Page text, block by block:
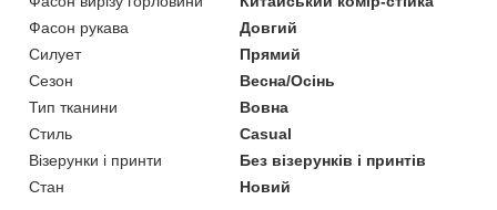
Фасон рукава
Довгий
Силует
Прямий
Сезон
Весна/Осінь
Тип тканини
Вовна
Стиль
Casual
Візерунки і принти
Без візерунків і принтів
Стан
Новий